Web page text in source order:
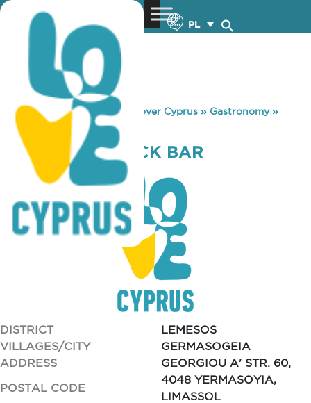
PL
You are here: Home »Discover Cyprus » Gastronomy»
BEYROUTY SNACK BAR
BEYROUTY SNACK BAR
DISTRICT
LEMESOS
VILLAGES/CITY
GERMASOGEIA
ADDRESS
GEORGIOU A' STR. 60,
POSTAL CODE
4048 YERMASOYIA,
LIMASSOL